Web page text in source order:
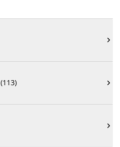

(113) 
